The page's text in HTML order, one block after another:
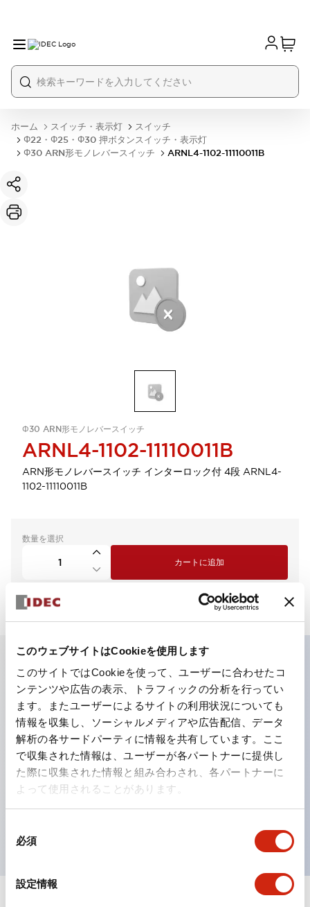
このウェブサイトはCookieを使用します
このサイトではCookieを使って、ユーザーに合わせたコ
ンテンツや広告の表示、トラフィックの分析を行ってい
ます。またユーザーによるサイトの利用状況についても
情報を収集し、ソーシャルメディアや広告配信、データ
解析の各サードパーティに情報を共有しています。ここ
で収集された情報は、ユーザーが各パートナーに提供し
た際に収集された情報と組み合わされ、各パートナーに
よって使用されることがあります。
必須
設定情報
ホーム スイッチ・表示灯
スイッチ
Φ22・Φ25・Φ30 押ボタンスイッチ・表示灯
Φ30 ARN形モノレバースイッチ
ARNL4-1102-11110011B
Φ30 ARN形モノレバースイッチ
ARNL4-1102-11110011B
ARN形モノレバースイッチ インターロック付 4段 ARNL4-
1102-11110011B
数量を選択
カートに追加
主な特長
工作機械や産業機械を上下左右に頻繁に方向転換させると
きに、迅速・確実かつ自由自在にコントロールすることが
できます。
各方向のレバー動作は用途に合わせて組み合わせ自由